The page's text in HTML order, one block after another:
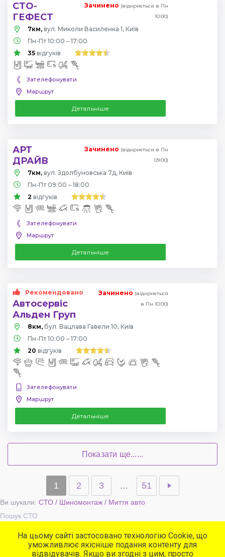
СТО-
ГЕФЕСТ
Зачинено (відкриється в Пн
10:00)
7км, вул. Миколи Василенка 1, Київ
Пн-Пт 10:00 – 17:00
35 відгуків
Зателефонувати
Маршрут
Детальніше
АРТ
ДРАЙВ
Зачинено (відкриється в Пн
09:00)
7км, вул. Здолбуновська 7д, Київ
Пн-Пт 09:00 – 18:00
2 відгуків
Зателефонувати
Маршрут
Детальніше
Рекомендовано
Автосервіс
Альден Груп
Зачинено (відкриється
в Пн 10:00)
8км, бул. Вацлава Гавели 10, Київ
Пн-Пт 10:00 – 17:00
20 відгуків
Зателефонувати
Маршрут
Детальніше
Показати ще......
1 2 3 ... 51
Ви шукали: СТО / Шиномонтаж / Миття авто
Пошук СТО
Популярні сервіси
СТО
На цьому сайті застосовано технологію Cookie, що
уможливлює якісніше подання контенту для
відвідувачів. Якщо ви згодні з цим, просто